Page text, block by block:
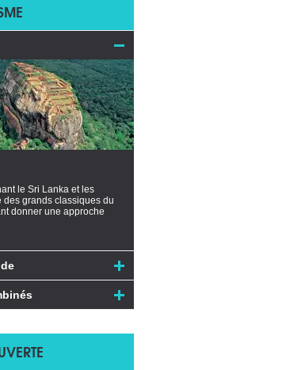
le Sri Lanka et les
des grands classiques du
donner une approche